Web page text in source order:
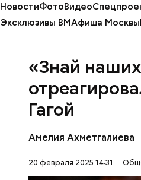
НовостиФотоВидео
Эксклюзивы ВМАфиша Москвы
«Знай
Гагой
Амелия Ахметгалиева
20 февраля 2025 14:31